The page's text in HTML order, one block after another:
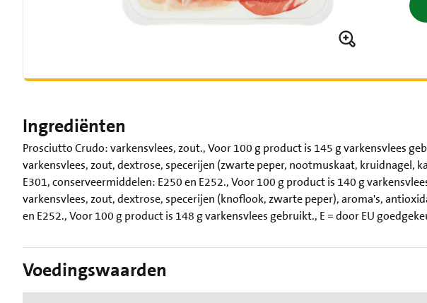
Ingrediënten
Prosciutto Crudo: varkensvlees, zout., Voor 100 g product is 145 g varkensvlees
varkensvlees, zout, dextrose, specerijen (zwarte peper, nootmuskaat, kruidnagel,
E301, conserveermiddelen: E250 en E252., Voor 100 g product is 140 g
varkensvlees, zout, dextrose, specerijen (knoflook, zwarte peper), aroma's,
en E252., Voor 100 g product is 148 g varkensvlees gebruikt., E = door EU
Voedingswaarden